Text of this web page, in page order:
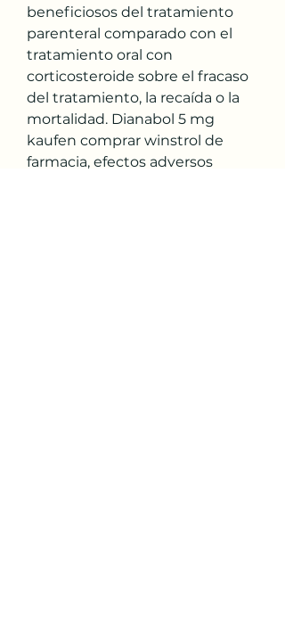
beneficiosos del tratamiento
parenteral comparado con el
tratamiento oral con
corticosteroide sobre el fracaso
del tratamiento, la recaída o la
mortalidad. Dianabol 5 mg
kaufen comprar winstrol de
farmacia, efectos adversos